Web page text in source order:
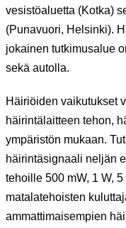
vesistöaluetta (Kotka)
(Punavuori, Helsinki).
jokainen tutkimusalue
sekä autolla.
Häiriöiden vaikutukset
häirintälaitteen tehon,
ympäristön mukaan.
häirintäsignaali neljän
tehoille 500 mW, 1 W,
matalatehoisten
ammattimaisempien